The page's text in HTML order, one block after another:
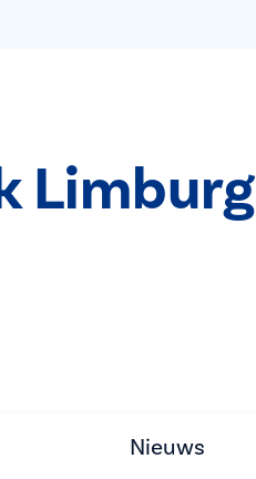
Limburg
Nieuws